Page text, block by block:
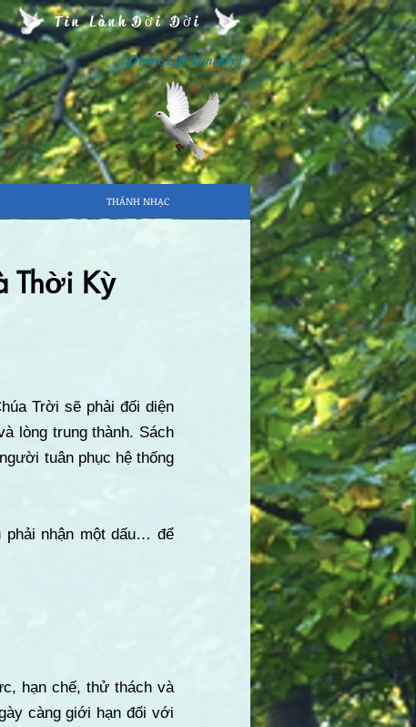
Tin Lành Đời Đời
( Divine Life Ministry )
THÁNH NHẠC
Thời Kỳ
Trời sẽ phải đối diện
lòng trung thành. Sách
tuân phục hệ thống
phải nhận một dấu… để
hạn chế, thử thách và
càng giới hạn đối với